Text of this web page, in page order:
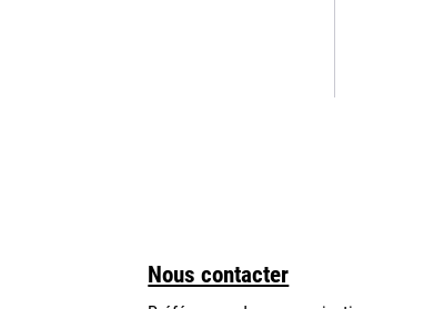
Nous contacter